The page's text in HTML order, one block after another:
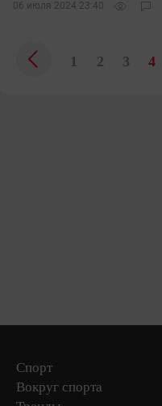
06 июля 2024 23:40
1 2 3 4
Спорт
Вокруг спорта